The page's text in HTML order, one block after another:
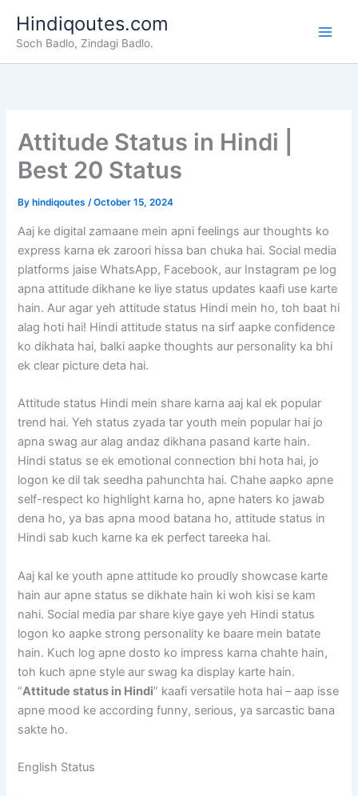
content
Hindiqoutes.com
Soch Badlo, Zindagi Badlo.
Attitude Status in Hindi |
Best 20 Status
By hindiqoutes/October 15, 2024
Aaj ke digital zamaane mein apni feelings aur thoughts ko
express karna ek zaroori hissa ban chuka hai. Social media
platforms jaise WhatsApp, Facebook, aur Instagram pe log
apna attitude dikhane ke liye status updates kaafi use karte
hain. Aur agar yeh attitude status Hindi mein ho, toh baat hi
alag hoti hai! Hindi attitude status na sirf aapke confidence
ko dikhata hai, balki aapke thoughts aur personality ka bhi
ek clear picture deta hai.
Attitude status Hindi mein share karna aaj kal ek popular
trend hai. Yeh status zyada tar youth mein popular hai jo
apna swag aur alag andaz dikhana pasand karte hain.
Hindi status se ek emotional connection bhi hota hai, jo
logon ke dil tak seedha pahunchta hai. Chahe aapko apne
self-respect ko highlight karna ho, apne haters ko jawab
dena ho, ya bas apna mood batana ho, attitude status in
Hindi sab kuch karne ka ek perfect tareeka hai.
Aaj kal ke youth apne attitude ko proudly showcase karte
hain aur apne status se dikhate hain ki woh kisi se kam
nahi. Social media par share kiye gaye yeh Hindi status
logon ko aapke strong personality ke baare mein batate
hain. Kuch log apne dosto ko impress karna chahte hain,
toh kuch apne style aur swag ka display karte hain.
“Attitude status in Hindi” kaafi versatile hota hai – aap isse
apne mood ke according funny, serious, ya sarcastic bana
sakte ho.
English Status